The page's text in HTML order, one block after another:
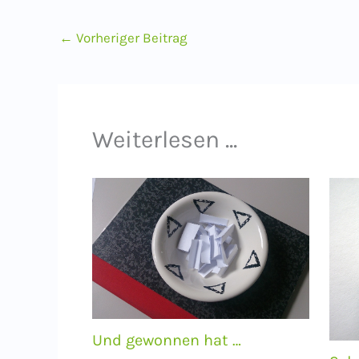
← Vorheriger Beitrag
Weiterlesen ...
Und gewonnen hat …